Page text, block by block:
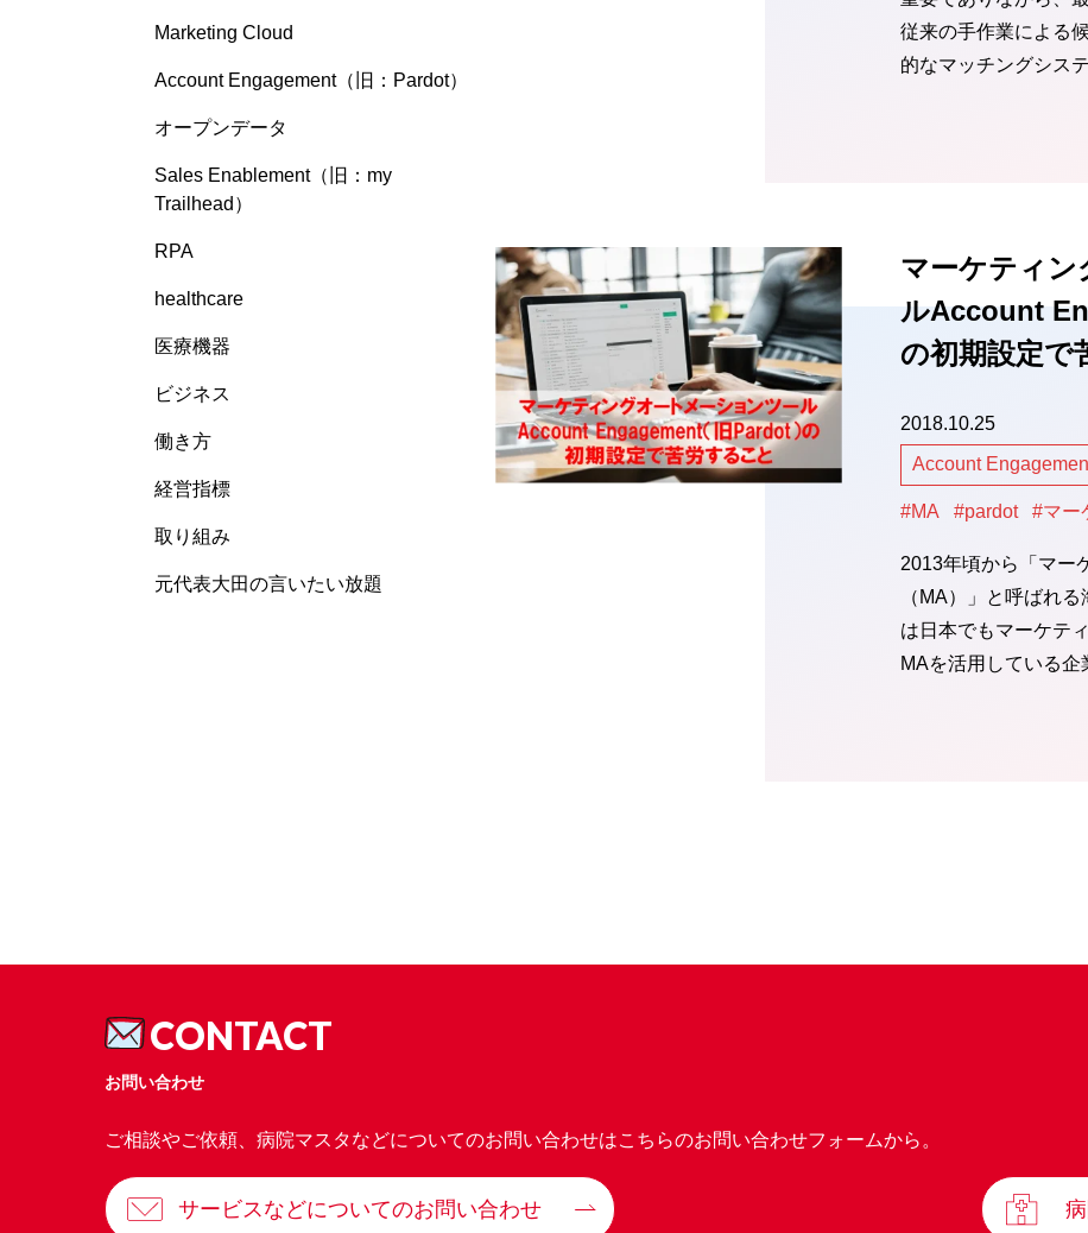
Marketing Cloud
Account Engagement（旧：Pardot）
オープンデータ
Sales Enablement（旧：my
Trailhead）
RPA
healthcare
医療機器
ビジネス
働き方
経営指標
取り組み
元代表大田の言いたい放題
従来の手作業による
的なマッチングシス
マーケティン
ルAccount
の初期設定で
2018.10.25
Account
#MA #pardot #マー
2013年頃から「マー
（MA）」と呼ばれ
は日本でもマーケテ
MAを活用している
CONTACT
お問い合わせ
ご相談やご依頼、病院マスタなどについてのお問い合わせはこちらのお問い合わせフォームから。
サービスなどについてのお問い合わせ